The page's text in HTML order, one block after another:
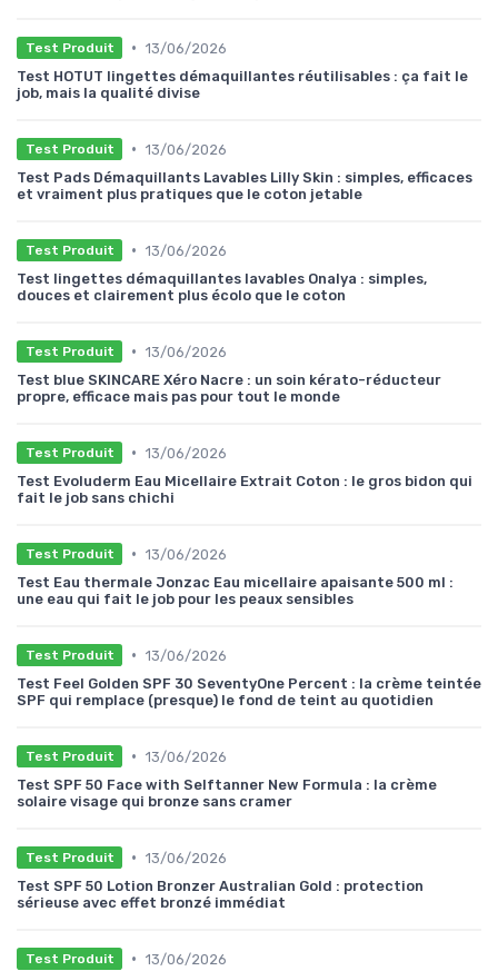
Test Produit • 13/06/2026
Test HOTUT lingettes démaquillantes réutilisables : ça fait le
job, mais la qualité divise
Test Produit • 13/06/2026
Test Pads Démaquillants Lavables Lilly Skin : simples, efficaces
et vraiment plus pratiques que le coton jetable
Test Produit • 13/06/2026
Test lingettes démaquillantes lavables Onalya : simples,
douces et clairement plus écolo que le coton
Test Produit • 13/06/2026
Test blue SKINCARE Xéro Nacre : un soin kérato-réducteur
propre, efficace mais pas pour tout le monde
Test Produit • 13/06/2026
Test Evoluderm Eau Micellaire Extrait Coton : le gros bidon qui
fait le job sans chichi
Test Produit • 13/06/2026
Test Eau thermale Jonzac Eau micellaire apaisante 500 ml :
une eau qui fait le job pour les peaux sensibles
Test Produit • 13/06/2026
Test Feel Golden SPF 30 SeventyOne Percent : la crème teintée
SPF qui remplace (presque) le fond de teint au quotidien
Test Produit • 13/06/2026
Test SPF 50 Face with Selftanner New Formula : la crème
solaire visage qui bronze sans cramer
Test Produit • 13/06/2026
Test SPF 50 Lotion Bronzer Australian Gold : protection
sérieuse avec effet bronzé immédiat
Test Produit • 13/06/2026